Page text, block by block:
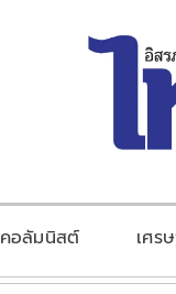
คอลัมนิสต์ เศร